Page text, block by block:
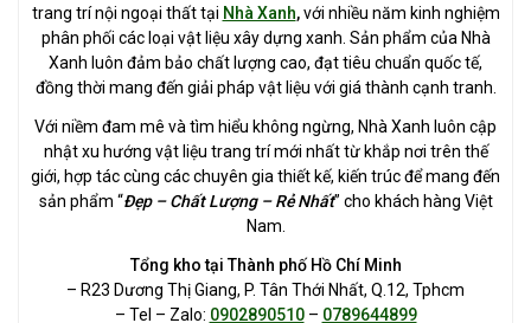
trang trí nội ngoại thất tại Nhà Xanh,với nhiều năm kinh nghiệm
phân phối các loại vật liệu xây dựng xanh. Sản phẩm của Nhà
Xanh luôn đảm bảo chất lượng cao, đạt tiêu chuẩn quốc tế,
đồng thời mang đến giải pháp vật liệu với giá thành cạnh tranh.
Với niềm đam mê và tìm hiểu không ngừng, Nhà Xanh luôn cập
nhật xu hướng vật liệu trang trí mới nhất từ khắp nơi trên thế
giới, hợp tác cùng các chuyên gia thiết kế, kiến trúc để mang đến
sản phẩm “Đẹp – Chất Lượng – Rẻ Nhất” cho khách hàng Việt
Nam.
Tổng kho tại Thành phố Hồ Chí Minh
– R23 Dương Thị Giang, P. Tân Thới Nhất, Q.12, Tphcm
– Tel – Zalo: 0902890510– 0789644899